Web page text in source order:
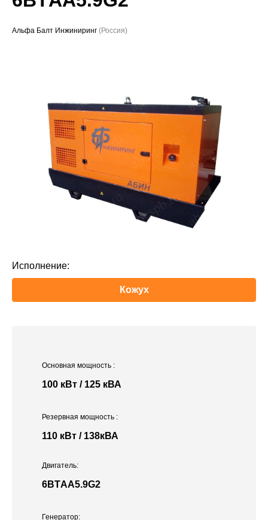
Альфа Балт Инжиниринг (Россия)
Исполнение:
Кожух
Основная мощность :
100 кВт / 125 кВА
Двигатель:
6BTАА5.9G2
Резервная мощность :
110 кВт / 138кВА
Генератор: